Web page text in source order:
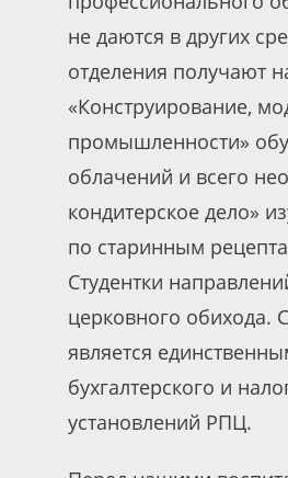
не даются в других
отделения получают
«Конструирование,
промышленности»
облачений и всего
кондитерское дело»
по старинным
Студентки
церковного обихода.
является
бухгалтерского и
установлений РПЦ.